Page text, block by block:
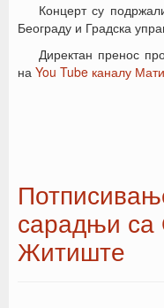
Концерт су
Београду и Градска
Директан пренос
на You Tube каналу
сарадњи
Житиште